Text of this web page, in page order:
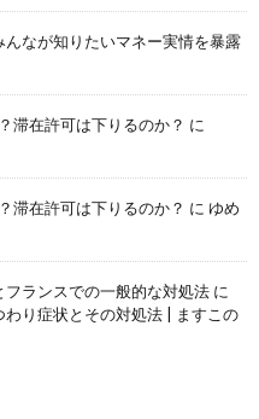
なが知りたいマネー実情を暴露
滞在許可は下りるのか？ に
滞在許可は下りるのか？ に ゆめ
フランスでの一般的な対処法 に
わり症状とその対処法 | ますこの